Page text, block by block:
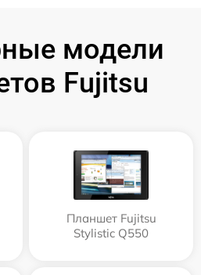
модели
Fujitsu
Планшет Fujitsu
Stylistic Q550